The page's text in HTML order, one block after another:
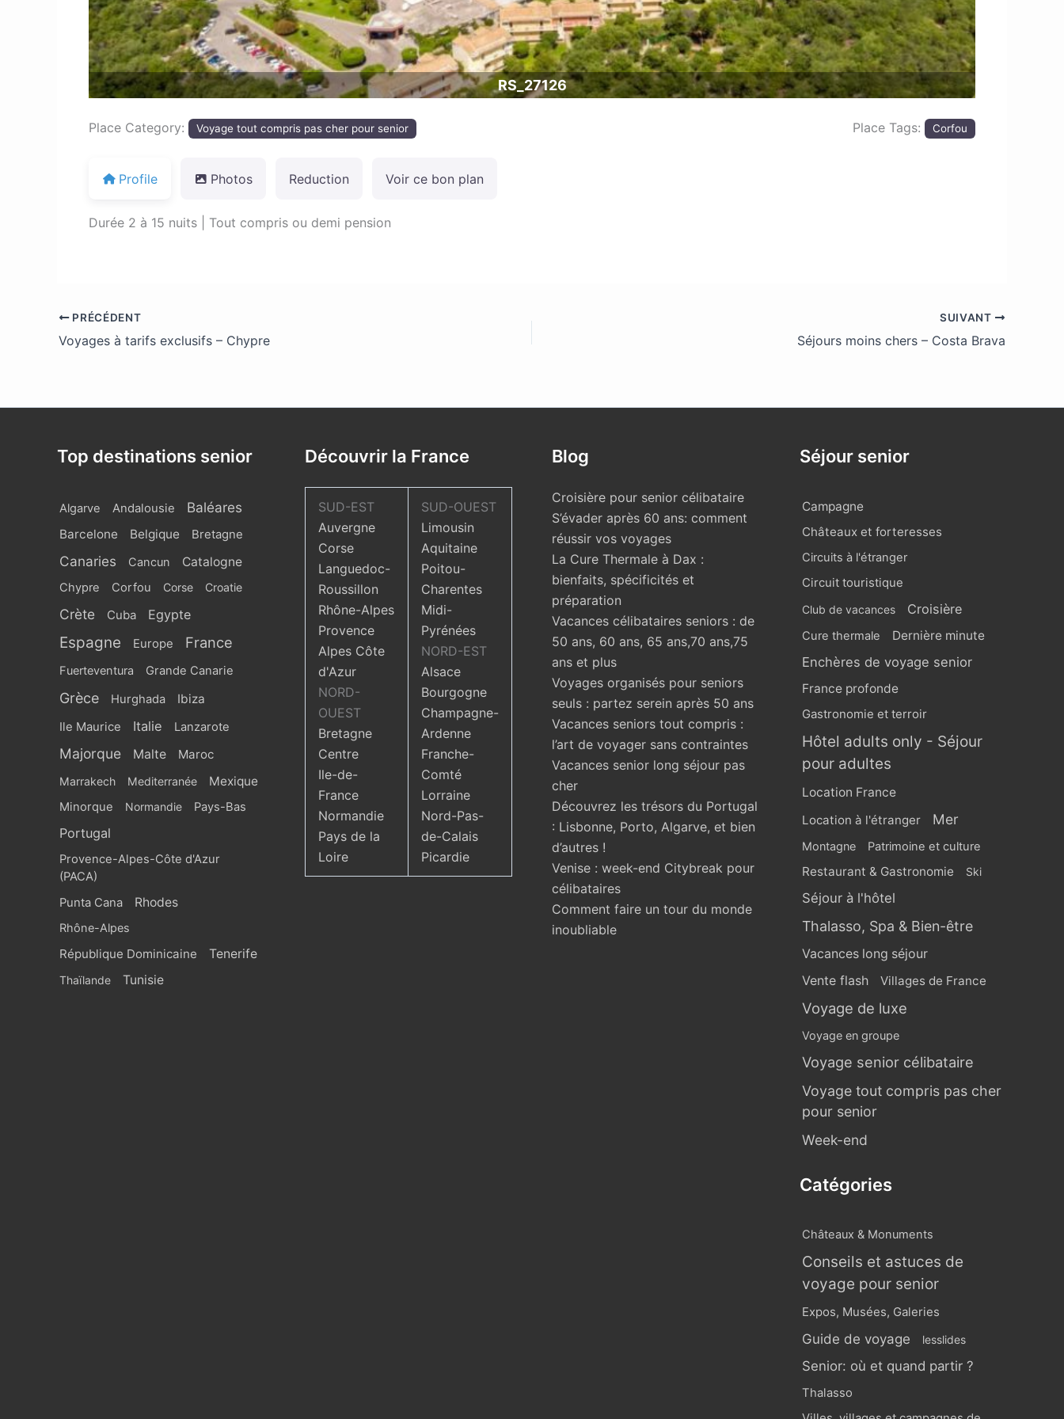
RS_27126
Place Category: Voyage tout compris pas cher pour senior Place Tags: Corfou
Profile Photos Reduction Voir ce bon plan
Durée 2 à 15 nuits | Tout compris ou demi pension
PRÉCÉDENT
Voyages à tarifs exclusifs – Chypre
SUIVANT
Séjours moins chers – Costa Brava
Top destinations senior
Algarve Andalousie Baléares
Barcelone Belgique Bretagne
Canaries Cancun Catalogne
Chypre Corfou Corse Croatie
Crète Cuba Egypte
Espagne Europe France
Fuerteventura Grande Canarie
Grèce Hurghada Ibiza
Ile Maurice Italie Lanzarote
Majorque Malte Maroc
Marrakech Mediterranée Mexique
Minorque Normandie Pays-Bas
Portugal
Provence-Alpes-Côte d'Azur
(PACA)
Punta Cana
Rhodes
Rhône-Alpes
République Dominicaine Tenerife
Thaïlande Tunisie
Découvrir la France
SUD-EST
Auvergne
Corse
Languedoc-
Roussillon
Rhône-Alpes
Provence
Alpes Côte
d'Azur
NORD-
OUEST
Bretagne
Centre
Ile-de-
France
Normandie
Pays de la
Loire
SUD-OUEST
Limousin
Aquitaine
Poitou-
Charentes
Midi-
Pyrénées
NORD-EST
Alsace
Bourgogne
Champagne-
Ardenne
Franche-
Comté
Lorraine
Nord-Pas-
de-Calais
Picardie
Blog
Croisière pour senior célibataire
S’évader après 60 ans: comment
réussir vos voyages
La Cure Thermale à Dax :
bienfaits, spécificités et
préparation
Vacances célibataires seniors : de
50 ans, 60 ans, 65 ans,70 ans,75
ans et plus
Voyages organisés pour seniors
seuls : partez serein après 50 ans
Vacances seniors tout compris :
l’art de voyager sans contraintes
Vacances senior long séjour pas
cher
Découvrez les trésors du Portugal
: Lisbonne, Porto, Algarve, et bien
d’autres !
Venise : week-end Citybreak pour
célibataires
Comment faire un tour du monde
inoubliable
Séjour senior
Campagne
Châteaux et forteresses
Circuits à l'étranger
Circuit touristique
Club de vacances Croisière
Cure thermale Dernière minute
Enchères de voyage senior
France profonde
Gastronomie et terroir
Hôtel adults only - Séjour
pour adultes
Location France
Location à l'étranger
Mer
Montagne Patrimoine et culture
Restaurant & Gastronomie Ski
Séjour à l'hôtel
Thalasso, Spa & Bien-être
Vacances long séjour
Vente flash Villages de France
Voyage de luxe
Voyage en groupe
Voyage senior célibataire
Voyage tout compris pas cher
pour senior
Week-end
Catégories
Châteaux & Monuments
Conseils et astuces de
voyage pour senior
Expos, Musées, Galeries
Guide de voyage lesslides
Senior: où et quand partir ?
Thalasso